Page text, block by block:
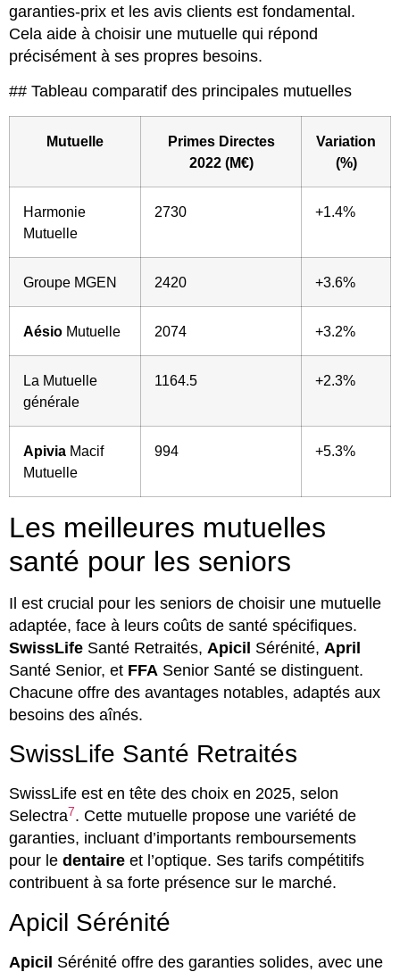
garanties-prix et les avis clients est fondamental.
Cela aide à choisir une mutuelle qui répond
précisément à ses propres besoins.
## Tableau comparatif des principales mutuelles
Mutuelle
Primes Directes
2022 (M€)
Variation
(%)
Harmonie
Mutuelle
2730 +1.4%
Groupe MGEN 2420 +3.6%
Aésio Mutuelle 2074 +3.2%
La Mutuelle
générale
1164.5 +2.3%
Apivia Macif
Mutuelle
994 +5.3%
Les meilleures mutuelles
santé pour les seniors
Il est crucial pour les seniors de choisir une mutuelle
adaptée, face à leurs coûts de santé spécifiques.
SwissLife Santé Retraités, Apicil Sérénité, April
Santé Senior, et FFA Senior Santé se distinguent.
Chacune offre des avantages notables, adaptés aux
besoins des aînés.
SwissLife Santé Retraités
SwissLife est en tête des choix en 2025, selon
Selectra7. Cette mutuelle propose une variété de
garanties, incluant d’importants remboursements
pour le dentaire et l’optique. Ses tarifs compétitifs
contribuent à sa forte présence sur le marché.
Apicil Sérénité
Apicil Sérénité offre des garanties solides, avec une